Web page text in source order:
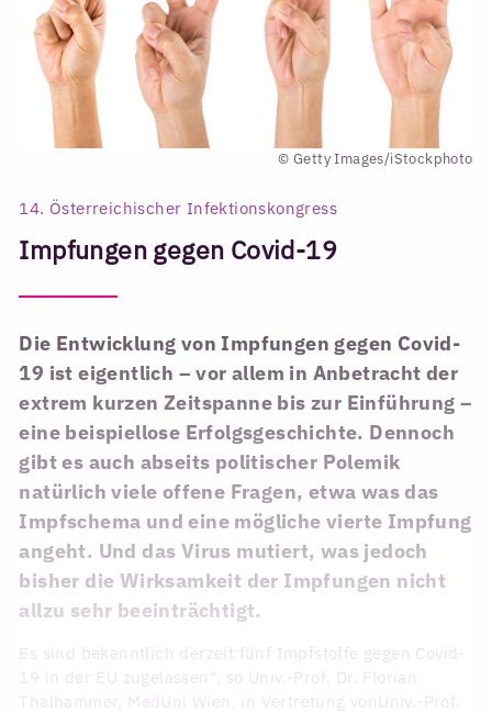
© Getty Images/iStockphoto
14. Österreichischer Infektionskongress
Impfungen gegen Covid-19
Die Entwicklung von Impfungen gegen Covid-
19 ist eigentlich – vor allem in Anbetracht der
extrem kurzen Zeitspanne bis zur Einführung –
eine beispiellose Erfolgsgeschichte. Dennoch
gibt es auch abseits politischer Polemik
natürlich viele offene Fragen, etwa was das
Impfschema und eine mögliche vierte Impfung
angeht. Und das Virus mutiert, was jedoch
bisher die Wirksamkeit der Impfungen nicht
allzu sehr beeinträchtigt.
Es sind bekanntlich derzeit fünf Impfstoffe gegen Covid-
19 in der EU zugelassen“, so Univ.-Prof. Dr. Florian
Thalhammer, MedUni Wien, in Vertretung vonUniv.-Prof.